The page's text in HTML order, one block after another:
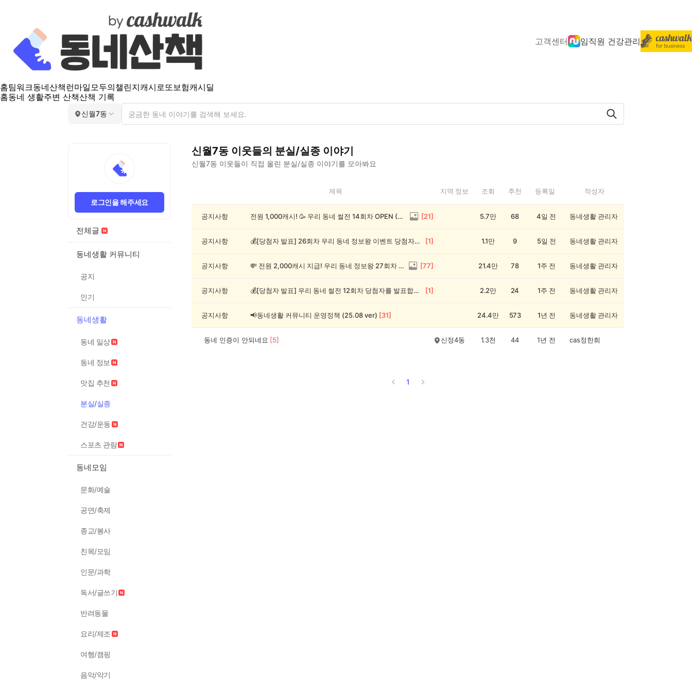
고객센터 임직원 건강관리
홈팀워크동네산책 런마일모두의챌린지캐시로또보험캐시딜
홈동네 생활주변 산책산책 기록
신월7동
로그인을 해주세요
전체글
동네생활 커뮤니티
공지
인기
동네생활
동네 일상
동네 정보
맛집 추천
분실/실종
건강/운동
스포츠 관람
동네모임
문화/예술
공연/축제
종교/봉사
친목/모임
인문/과학
독서/글쓰기
반려동물
요리/제조
여행/캠핑
음악/악기
신월7동 이웃들의 분실/실종 이야기
신월7동 이웃들이 직접 올린 분실/실종 이야기를 모아봐요
7
제목 지역 정보 조회 추천 등록일 작성자
공지사항 전원 1,000캐시! 🥳 우리 동네 썰전 14회차 OPEN (~8/17) [21] 5.7만 68 4일 전 동네생활 관리자
공지사항 💰[당첨자 발표] 26회차 우리 동네 정보왕 이벤트 당첨자를 발표합니다! [1] 1.1만 9 5일 전 동네생활 관리자
공지사항 💸 전원 2,000캐시 지급! 우리 동네 정보왕 27회차 (~8/10) [77] 21.4만 78 1주 전 동네생활 관리자
공지사항 💰[당첨자 발표] 우리 동네 썰전 12회차 당첨자를 발표합니다! [1] 2.2만 24 1주 전 동네생활 관리자
공지사항 📢동네생활 커뮤니티 운영정책 (25.08 ver) [31] 24.4만 573 1년 전 동네생활 관리자
동네 인증이 안되네요 [5] 신정4동 1.3천 44 1년 전 cas정한희
1